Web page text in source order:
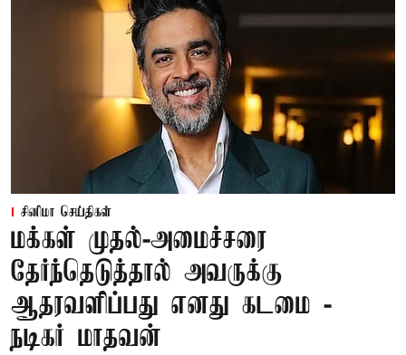
சினிமா செய்திகள்
மக்கள் முதல்-அமைச்சரை
தேர்ந்தெடுத்தால் அவருக்கு
ஆதரவளிப்பது எனது கடமை -
நடிகர் மாதவன்